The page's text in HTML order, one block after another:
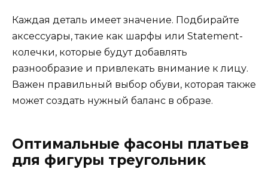
Каждая деталь имеет значение. Подбирайте
аксессуары, такие как шарфы или Statement-
колечки, которые будут добавлять
разнообразие и привлекать внимание к лицу.
Важен правильный выбор обуви, которая также
может создать нужный баланс в образе.
Оптимальные фасоны платьев
для фигуры треугольник